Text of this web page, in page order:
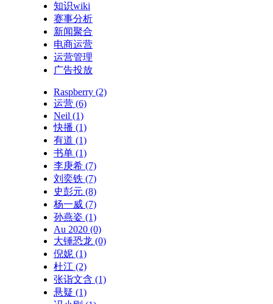
知识wiki
赛事分析
新闻聚合
电商运营
运营管理
广告投放
Raspberry (2)
运营 (6)
Neil (1)
快播 (1)
有道 (1)
书单 (1)
李庚希 (7)
刘奕铁 (7)
史彭元 (8)
杨一威 (7)
孙燕姿 (1)
Au 2020 (0)
大锤恐龙 (0)
倪妮 (1)
杜江 (2)
张诣文含 (1)
悬疑 (1)